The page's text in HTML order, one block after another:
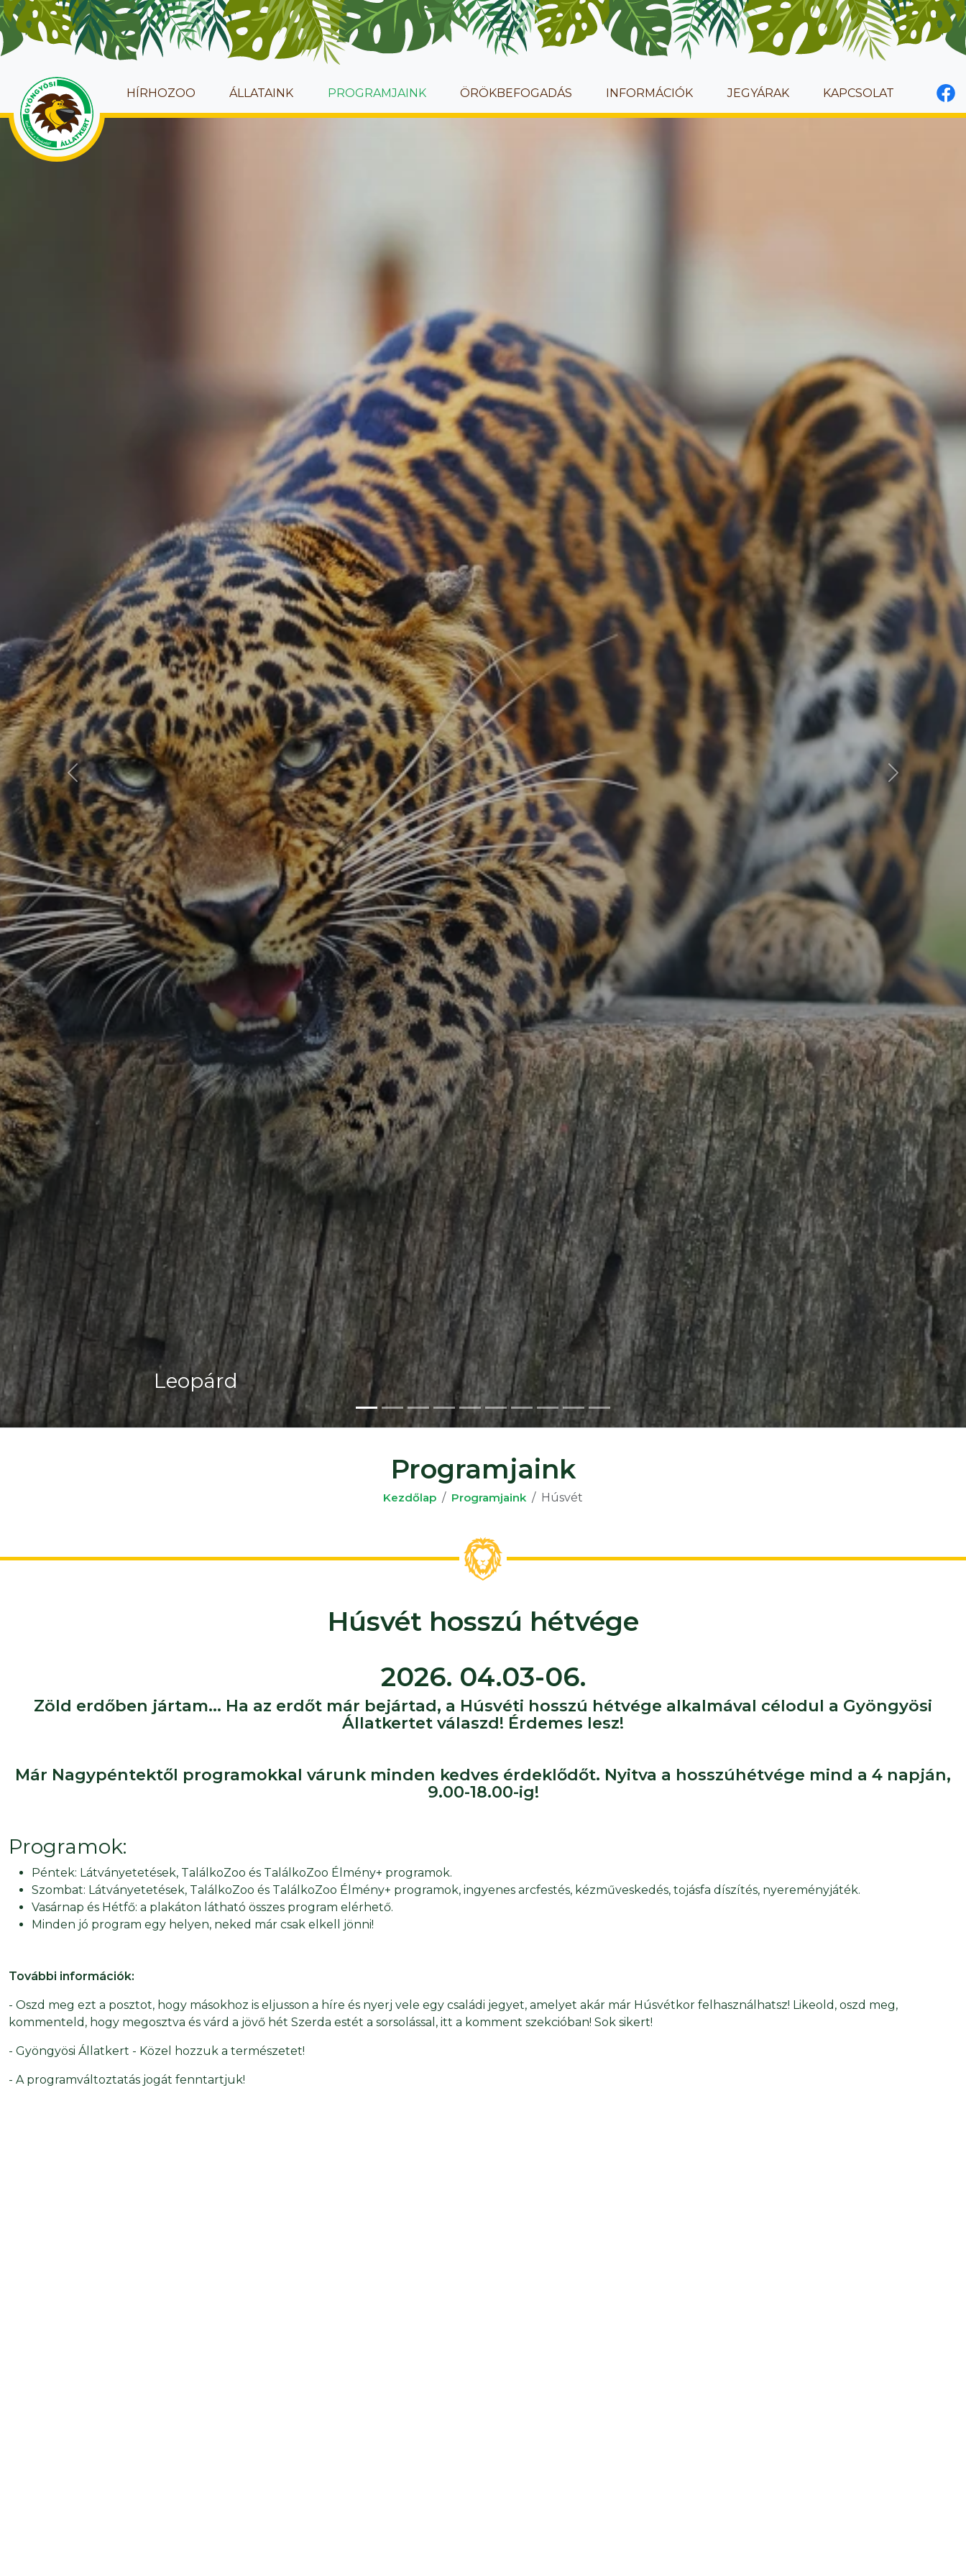
HÍRHOZOO ÁLLATAINK PROGRAMJAINK ÖRÖKBEFOGADÁS INFORMÁCIÓK JEGYÁRAK KAPCSOLAT
Csíkos Bűzös Borz (Szkunk)
Előző Következő
Programjaink
Kezdőlap Programjaink Húsvét
Húsvét hosszú hétvége
2026. 04.03-06.
Zöld erdőben jártam... Ha az erdőt már bejártad, a Húsvéti hosszú hétvége alkalmával célodul a Gyöngyösi
Állatkertet válaszd! Érdemes lesz!
Már Nagypéntektől programokkal várunk minden kedves érdeklődőt. Nyitva a hosszúhétvége mind a 4 napján,
9.00-18.00-ig!
Programok:
Péntek: Látványetetések, TalálkoZoo és TalálkoZoo Élmény+ programok.
Szombat: Látványetetések, TalálkoZoo és TalálkoZoo Élmény+ programok, ingyenes arcfestés, kézműveskedés, tojásfa díszítés, nyereményjáték.
Vasárnap és Hétfő: a plakáton látható összes program elérhető.
Minden jó program egy helyen, neked már csak elkell jönni!
További információk:
- Oszd meg ezt a posztot, hogy másokhoz is eljusson a híre és nyerj vele egy családi jegyet, amelyet akár már Húsvétkor felhasználhatsz! Likeold, oszd meg,
kommenteld, hogy megosztva és várd a jövő hét Szerda estét a sorsolással, itt a komment szekcióban! Sok sikert!
- Gyöngyösi Állatkert - Közel hozzuk a természetet!
- A programváltoztatás jogát fenntartjuk!